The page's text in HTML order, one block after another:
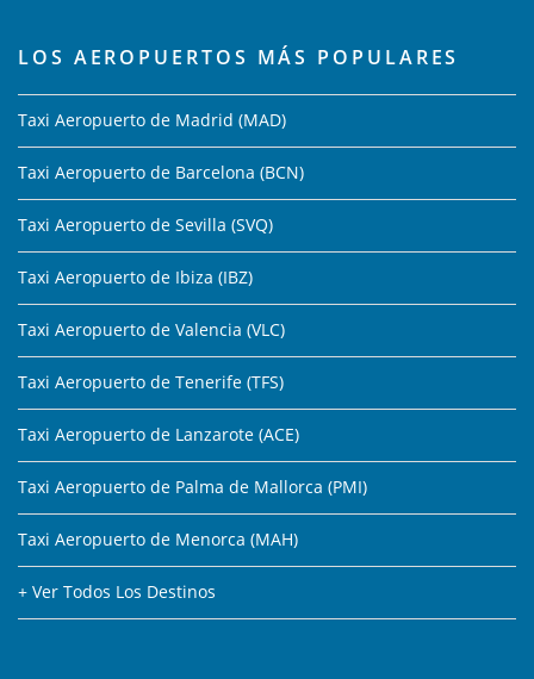
LOS AEROPUERTOS MÁS POPULARES
Taxi Aeropuerto de Madrid (MAD)
Taxi Aeropuerto de Barcelona (BCN)
Taxi Aeropuerto de Sevilla (SVQ)
Taxi Aeropuerto de Ibiza (IBZ)
Taxi Aeropuerto de Valencia (VLC)
Taxi Aeropuerto de Tenerife (TFS)
Taxi Aeropuerto de Lanzarote (ACE)
Taxi Aeropuerto de Palma de Mallorca (PMI)
Taxi Aeropuerto de Menorca (MAH)
+ Ver Todos Los Destinos